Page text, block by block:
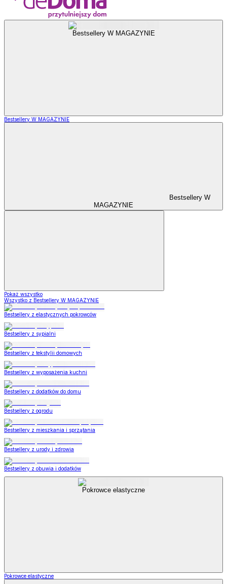
Bestsellery W MAGAZYNIE
Bestsellery W MAGAZYNIE
Bestsellery W
MAGAZYNIE
Pokaż wszystko
Wszystko z Bestsellery W MAGAZYNIE
Bestsellery z elastycznych pokrowców
Bestsellery z sypialni
Bestsellery z tekstylii domowych
Bestsellery z wyposażenia kuchni
Bestsellery z dodatków do domu
Bestsellery z ogrodu
Bestsellery z mieszkania i sprzątania
Bestsellery z urody i zdrowia
Bestsellery z obuwia i dodatków
Pokrowce elastyczne
Pokrowce elastyczne